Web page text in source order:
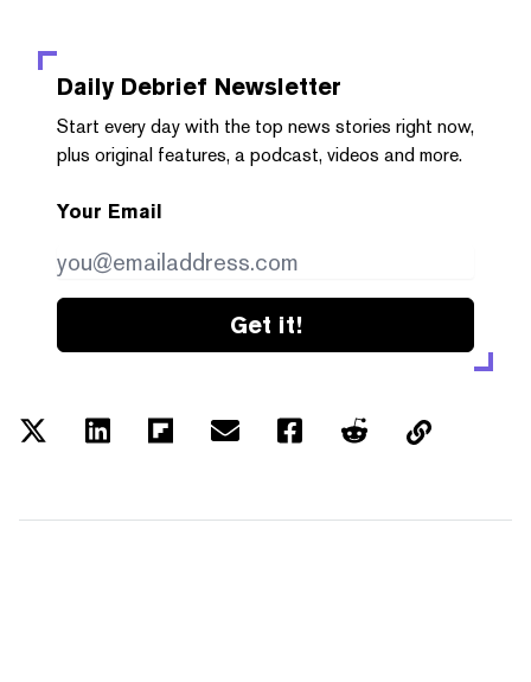
Daily Debrief Newsletter
Start every day with the top news stories right now,
plus original features, a podcast, videos and more.
Your Email
Get it!